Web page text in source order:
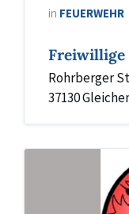
in FEUERWEHR
Freiwillige
Rohrberger
37130